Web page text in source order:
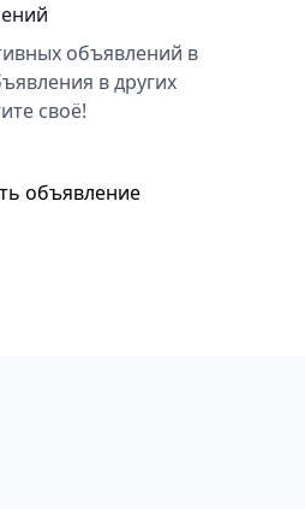
объявлений в
в других
своё!
объявление